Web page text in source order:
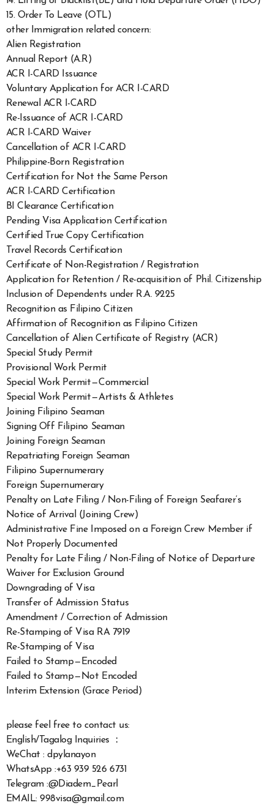
15. Order To Leave (OTL)
other Immigration related concern:
Alien Registration
Annual Report (A.R)
ACR I-CARD Issuance
Voluntary Application for ACR I-CARD
Renewal ACR I-CARD
Re-Issuance of ACR I-CARD
ACR I-CARD Waiver
Cancellation of ACR I-CARD
Philippine-Born Registration
Certification for Not the Same Person
ACR I-CARD Certification
BI Clearance Certification
Pending Visa Application Certification
Certified True Copy Certification
Travel Records Certification
Certificate of Non-Registration / Registration
Application for Retention / Re-acquisition of Phil. Citizenship
Inclusion of Dependents under R.A. 9225
Recognition as Filipino Citizen
Affirmation of Recognition as Filipino Citizen
Cancellation of Alien Certificate of Registry (ACR)
Special Study Permit
Provisional Work Permit
Special Work Permit — Commercial
Special Work Permit — Artists & Athletes
Joining Filipino Seaman
Signing Off Filipino Seaman
Joining Foreign Seaman
Repatriating Foreign Seaman
Filipino Supernumerary
Foreign Supernumerary
Penalty on Late Filing / Non-Filing of Foreign Seafarer’s
Notice of Arrival (Joining Crew)
Administrative Fine Imposed on a Foreign Crew Member if
Not Properly Documented
Penalty for Late Filing / Non-Filing of Notice of Departure
Waiver for Exclusion Ground
Downgrading of Visa
Transfer of Admission Status
Amendment / Correction of Admission
Re-Stamping of Visa RA 7919
Re-Stamping of Visa
Failed to Stamp — Encoded
Failed to Stamp — Not Encoded
Interim Extension (Grace Period)
please feel free to contact us:
English/Tagalog Inquiries ：
WeChat : dpylanayon
WhatsApp :+63 939 526 6731
Telegram :@Diadem_Pearl
EMAIL: 998visa@gmail.com